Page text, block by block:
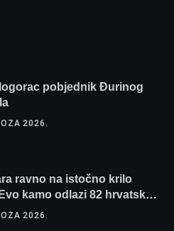
pobjednik Đurinog
2026.
ravno na istočno krilo
kamo odlazi 82 hrvatska
vojnikinja
2026.